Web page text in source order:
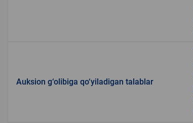
Auksion g‘olibiga qo‘yiladigan talablar